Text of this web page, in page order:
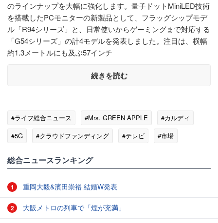
のラインナップを大幅に強化します。量子ドットMiniLED技術
を搭載したPCモニターの新製品として、フラッグシップモデ
ル「R94シリーズ」と、日常使いからゲーミングまで対応する
「G54シリーズ」の計4モデルを発表しました。注目は、横幅
約1.3メートルにも及ぶ57インチ
続きを読む
#ライフ総合ニュース #Mrs. GREEN APPLE
#カルディ
#5G
#クラウドファンディング #テレビ #市場
総合ニュースランキング
1 重岡大毅&濱田崇裕 結婚W発表
2 大阪メトロの列車で「煙が充満」